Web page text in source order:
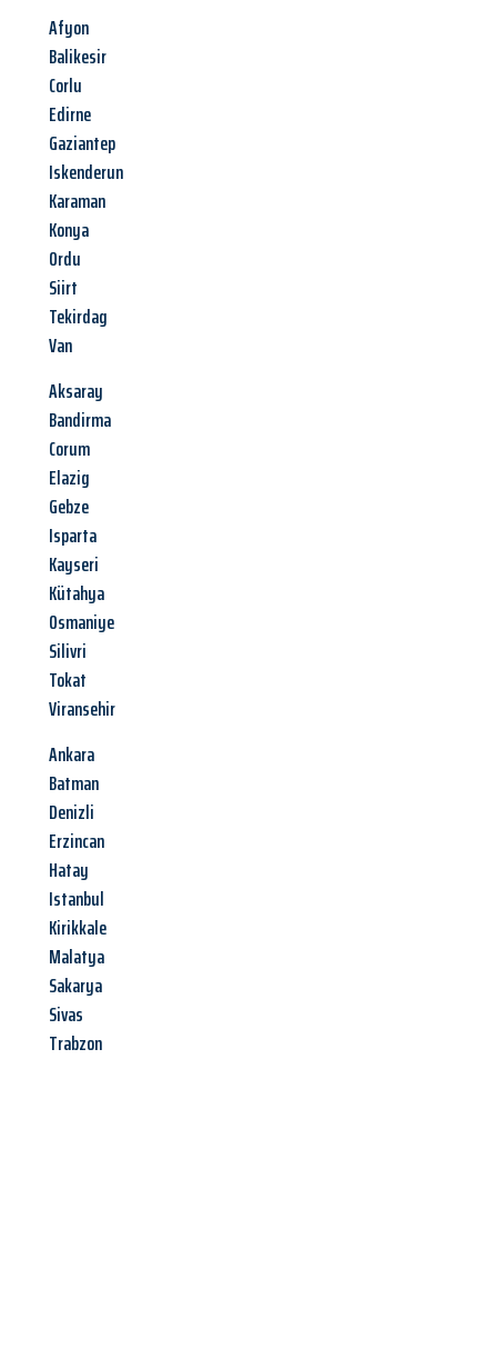
Afyon
Balikesir
Corlu
Edirne
Gaziantep
Iskenderun
Karaman
Konya
Ordu
Siirt
Tekirdag
Van
Aksaray
Bandirma
Corum
Elazig
Gebze
Isparta
Kayseri
Kütahya
Osmaniye
Silivri
Tokat
Viransehir
Ankara
Batman
Denizli
Erzincan
Hatay
Istanbul
Kirikkale
Malatya
Sakarya
Sivas
Trabzon